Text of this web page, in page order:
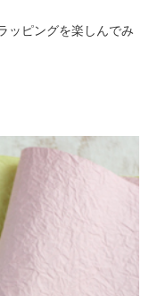
ッピングを楽しんでみ